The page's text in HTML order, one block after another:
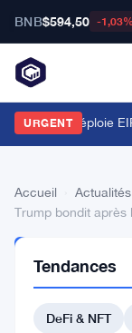
BNB$594,50 -1,03%
URGENT
Chain déploie
Accueil
Trump bondit après
DES
ALTCOINS
Tendances
DeFi & NFT